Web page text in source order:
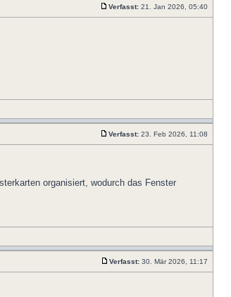
Verfasst: 21. Jan 2026, 05:40
Verfasst: 23. Feb 2026, 11:08
organisiert, wodurch das Fenster
Verfasst: 30. Mär 2026, 11:17